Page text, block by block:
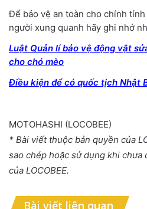
Để bảo vệ an toàn cho chính
người xung quanh hãy ghi nhớ
Luật Quản lí bảo vệ động vật
cho chó mèo
Điều kiện để có quốc tịch Nhật
MOTOHASHI (LOCOBEE)
* Bài viết thuộc bản quyền của
sao chép hoặc sử dụng khi
của LOCOBEE.
Bài viết liên quan